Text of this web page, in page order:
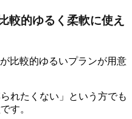
較的ゆるく柔軟に使え
比較的ゆるいプランが用意
れたくない」という方でも
す。